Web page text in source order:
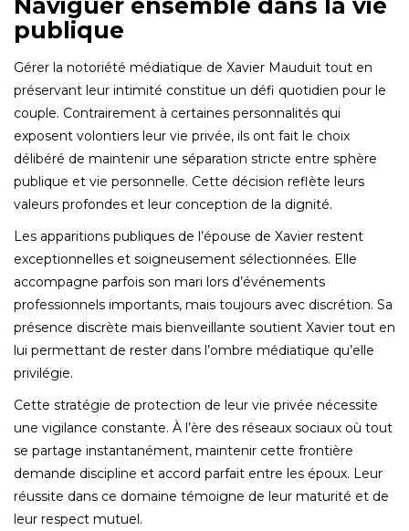
publique
Gérer la notoriété médiatique de Xavier Mauduit tout en
préservant leur intimité constitue un défi quotidien pour le
couple. Contrairement à certaines personnalités qui
exposent volontiers leur vie privée, ils ont fait le choix
délibéré de maintenir une séparation stricte entre sphère
publique et vie personnelle. Cette décision reflète leurs
valeurs profondes et leur conception de la dignité.
Les apparitions publiques de l’épouse de Xavier restent
exceptionnelles et soigneusement sélectionnées. Elle
accompagne parfois son mari lors d’événements
professionnels importants, mais toujours avec discrétion. Sa
présence discrète mais bienveillante soutient Xavier tout en
lui permettant de rester dans l’ombre médiatique qu’elle
privilégie.
Cette stratégie de protection de leur vie privée nécessite
une vigilance constante. À l’ère des réseaux sociaux où tout
se partage instantanément, maintenir cette frontière
demande discipline et accord parfait entre les époux. Leur
réussite dans ce domaine témoigne de leur maturité et de
leur respect mutuel.